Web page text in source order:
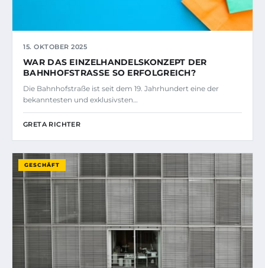
15. OKTOBER 2025
WAR DAS EINZELHANDELSKONZEPT DER
BAHNHOFSTRASSE SO ERFOLGREICH?
Die Bahnhofstraße ist seit dem 19. Jahrhundert eine der
bekanntesten und exklusivsten…
GRETA RICHTER
GESCHÄFT